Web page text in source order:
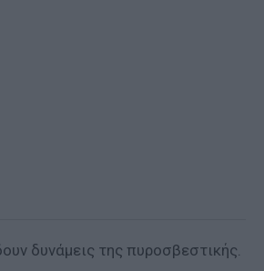
δυνάμεις της πυροσβεστικής.